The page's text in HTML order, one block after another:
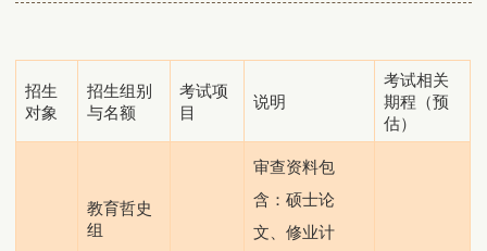
招生
对象
招生组别
与名额
考试项
目
说明
考试相关
期程（预
估）
教育哲史
组
审查资料包
含：硕士论
文、修业计